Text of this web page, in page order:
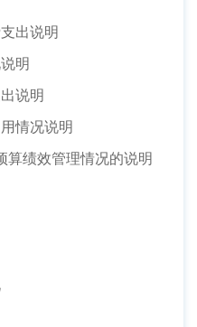
出说明
明
说明
情况说明
绩效管理情况的说明